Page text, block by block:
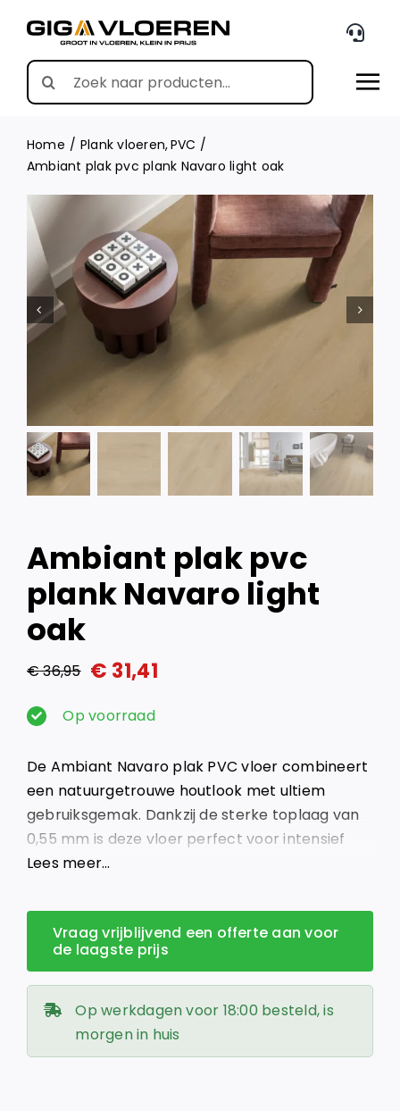
content
Search
for:
Home Plank vloeren PVC
Ambiant plak pvc plank Navaro light oak
Ambiant plak pvc
plank Navaro light
oak
€36,95
Oorspronkelijke
prijs
€ 36,95.
€ 31,41
Huidige
prijs
€ 31,41.
Op voorraad
De Ambiant Navaro plak PVC vloer combineert
een natuurgetrouwe houtlook met ultiem
gebruiksgemak. Dankzij de sterke toplaag van
0,55 mm is deze vloer perfect voor intensief
gebruik en geschikt voor vloerverwarming.
Lees meer…
Vraag vrijblijvend een offerte aan voor
de laagste prijs
Op werkdagen voor 18:00 besteld, is
morgen in huis